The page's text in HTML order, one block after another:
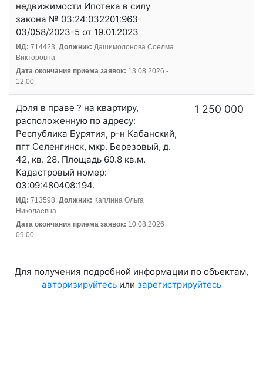
недвижимости Ипотека в силу
закона № 03:24:032201:963-
03/058/2023-5 от 19.01.2023
ИД: 714423, Должник: Дашимолонова Соелма
Викторовна
Дата окончания приема заявок: 13.08.2026 -
12:00
Доля в праве ? на квартиру,
расположенную по адресу:
Республика Бурятия, р-н Кабанский,
пгт Селенгинск, мкр. Березовый, д.
42, кв. 28. Площадь 60.8 кв.м.
Кадастровый номер:
03:09:480408:194.
ИД: 713598, Должник: Каплина Ольга
Николаевна
Дата окончания приема заявок: 10.08.2026
09:00
1 250 000
Для получения подробной информации по объектам,
авторизируйтесь или зарегистрируйтесь